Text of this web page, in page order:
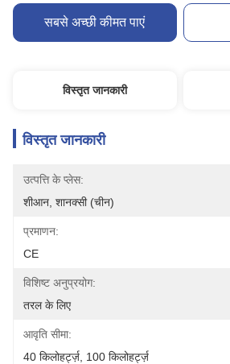
सबसे अच्छी कीमत पाएं
विस्तृत जानकारी
विस्तृत जानकारी
उत्पत्ति के प्लेस:
शीआन, शानक्सी (चीन)
प्रमाणन:
CE
विशिष्ट अनुप्रयोग:
तरल के लिए
आवृति सीमा:
40 किलोहर्ट्ज़, 100 किलोहर्ट्ज़